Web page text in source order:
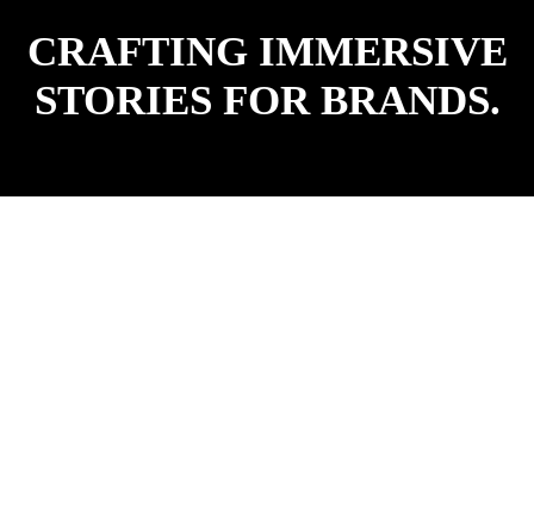
CRAFTING IMMERSIVE
STORIES FOR BRANDS.